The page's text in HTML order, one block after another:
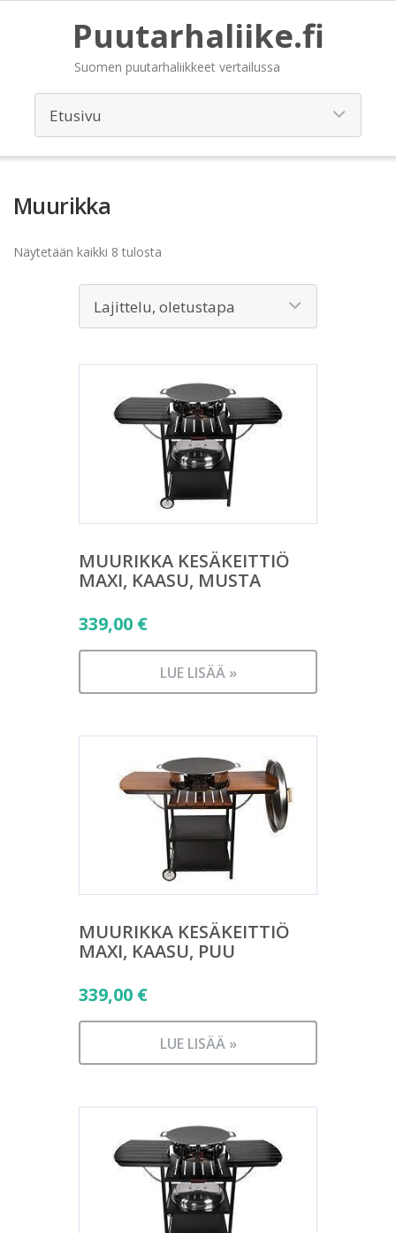
Puutarhaliike.fi
Suomen puutarhaliikkeet vertailussa
Muurikka
Näytetään kaikki 8 tulosta
MUURIKKA KESÄKEITTIÖ
MAXI, KAASU, MUSTA
339,00 €
LUE LISÄÄ »
MUURIKKA KESÄKEITTIÖ
MAXI, KAASU, PUU
339,00 €
LUE LISÄÄ »